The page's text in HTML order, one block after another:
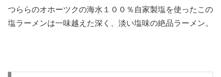
つららのオホーツクの海水１００％自家製塩を使ったこの
塩ラーメンは一味越えた深く、淡い塩味の絶品ラーメン。